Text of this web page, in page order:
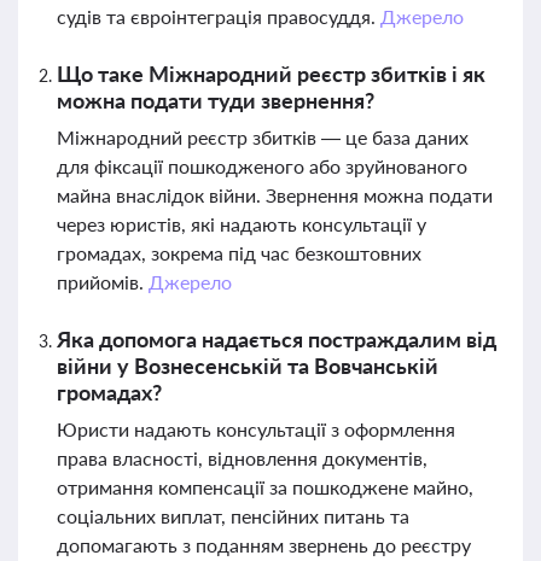
судів та євроінтеграція правосуддя. Джерело
Що таке Міжнародний реєстр збитків і як
можна подати туди звернення?
Міжнародний реєстр збитків — це база даних
для фіксації пошкодженого або зруйнованого
майна внаслідок війни. Звернення можна подати
через юристів, які надають консультації у
громадах, зокрема під час безкоштовних
прийомів. Джерело
Яка допомога надається постраждалим від
війни у Вознесенській та Вовчанській
громадах?
Юристи надають консультації з оформлення
права власності, відновлення документів,
отримання компенсації за пошкоджене майно,
соціальних виплат, пенсійних питань та
допомагають з поданням звернень до реєстру